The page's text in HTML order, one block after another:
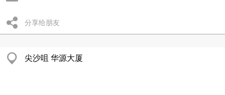
分享给朋友
尖沙咀 华源大厦